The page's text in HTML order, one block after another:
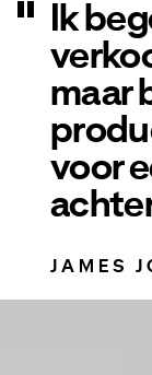
Ik
maar
voor
JAMES